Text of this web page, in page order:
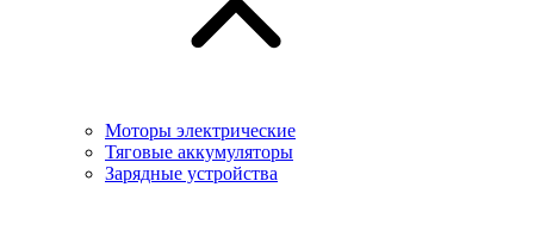
Моторы электрические
Тяговые аккумуляторы
Зарядные устройства